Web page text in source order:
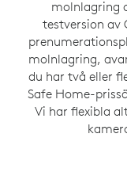
molnlagring
testversion av
molnlagring,
du har två eller
Safe Home-
Vi har flexibla